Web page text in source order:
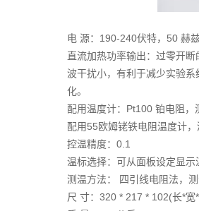
电 源：190-240伏特，50 赫
直流加热功率输出：过零开
波干扰小，有利于减少实验
化。
配用温度计：Pt100 铂电阻
配用55欧姆铑铁电阻温度计，
控温精度：0.1
温标选择：可从面板设定显示
测温方法： 四引线电阻法，
尺 寸：320 * 217 * 102(长*宽